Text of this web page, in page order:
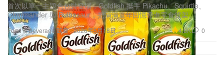
Food & Beverage 飲食
首次以單一主題色包裝登場，Goldfish 攜手 Pikachu、Squirtle、
Charmander 與 Bulbasaur，把滿滿童年回憶帶進零食貨架。
2026年5月18日 4.8K 0